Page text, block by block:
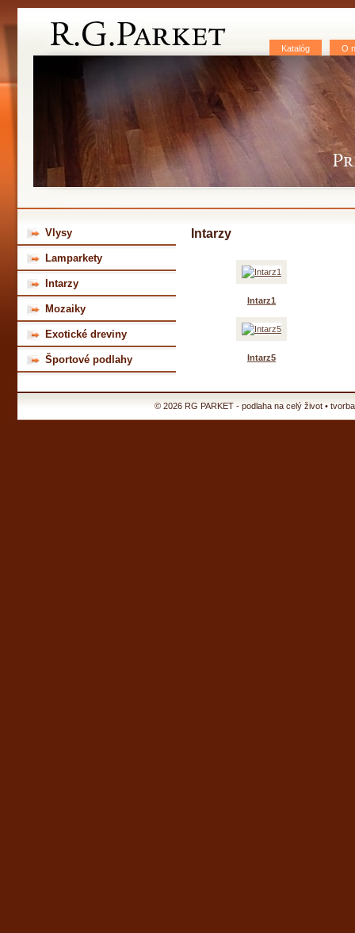
Katalóg O
Vlysy
Lamparkety
Intarzy
Mozaiky
Exotické dreviny
Športové podlahy
Intarzy
Intarz1
Intarz5
© 2026 RG PARKET - podlaha na celý život •